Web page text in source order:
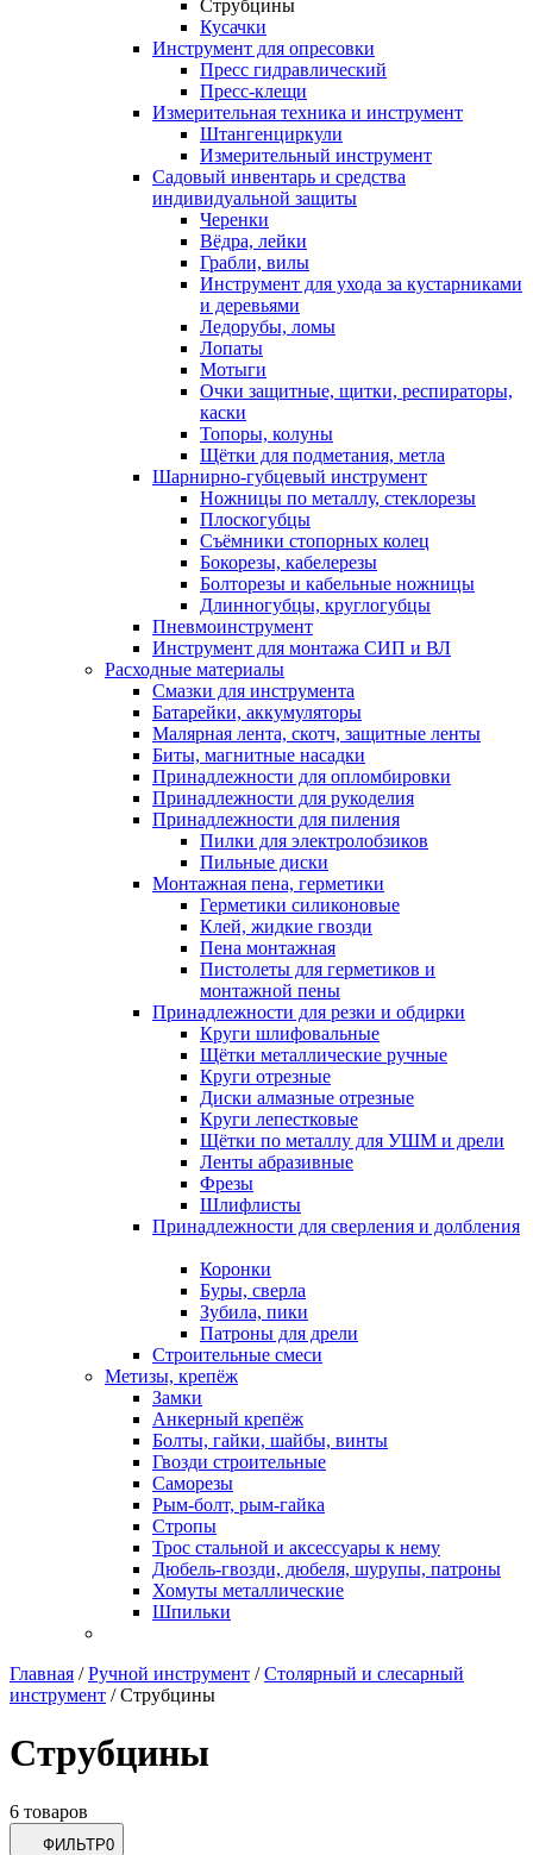
Струбцины
Кусачки
Инструмент для опресовки
Пресс гидравлический
Пресс-клещи
Измерительная техника и инструмент
Штангенциркули
Измерительный инструмент
Садовый инвентарь и средства
индивидуальной защиты
Черенки
Вёдра, лейки
Грабли, вилы
Инструмент для ухода за кустарниками
и деревьями
Ледорубы, ломы
Лопаты
Мотыги
Очки защитные, щитки, респираторы,
каски
Топоры, колуны
Щётки для подметания, метла
Шарнирно-губцевый инструмент
Ножницы по металлу, стеклорезы
Плоскогубцы
Съёмники стопорных колец
Бокорезы, кабелерезы
Болторезы и кабельные ножницы
Длинногубцы, круглогубцы
Пневмоинструмент
Инструмент для монтажа СИП и ВЛ
Расходные материалы
Смазки для инструмента
Батарейки, аккумуляторы
Малярная лента, скотч, защитные ленты
Биты, магнитные насадки
Принадлежности для опломбировки
Принадлежности для рукоделия
Принадлежности для пиления
Пилки для электролобзиков
Пильные диски
Монтажная пена, герметики
Герметики силиконовые
Клей, жидкие гвозди
Пена монтажная
Пистолеты для герметиков и
монтажной пены
Принадлежности для резки и обдирки
Круги шлифовальные
Щётки металлические ручные
Круги отрезные
Диски алмазные отрезные
Круги лепестковые
Щётки по металлу для УШМ и дрели
Ленты абразивные
Фрезы
Шлифлисты
Принадлежности для сверления и долбления
Коронки
Буры, сверла
Зубила, пики
Патроны для дрели
Строительные смеси
Метизы, крепёж
Замки
Анкерный крепёж
Болты, гайки, шайбы, винты
Гвозди строительные
Саморезы
Рым-болт, рым-гайка
Стропы
Трос стальной и аксессуары к нему
Дюбель-гвозди, дюбеля, шурупы, патроны
Хомуты металлические
Шпильки
Главная /Ручной инструмент /Столярный и слесарный
инструмент /Струбцины
Струбцины
6 товаров
ФИЛЬТР0